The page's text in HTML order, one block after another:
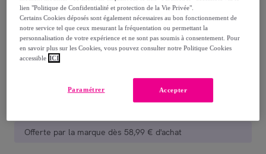
Vendu parParabio Santé
Livraison
Offerte par la marque dès 58,99 € d'achat
lien "Politique de Confidentialité et protection de la Vie Privée".
Certains Cookies déposés sont également nécessaires au bon fonctionnement de
notre service tel que ceux mesurant la fréquentation ou permettant la
personnalisation de votre expérience et ne sont pas soumis à consentement. Pour
en savoir plus sur les Cookies, vous pouvez consulter notre Politique Cookies
accessible ICI
Accepter
Paramétrer